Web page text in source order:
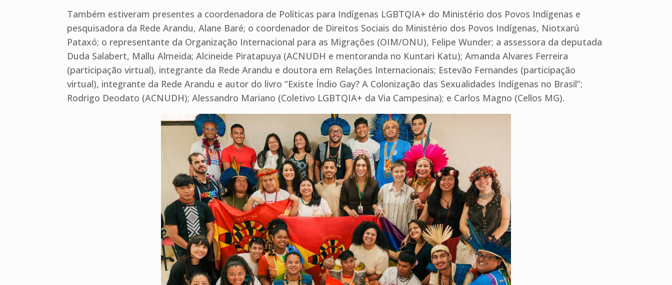
Também estiveram presentes a coordenadora de Políticas para Indígenas LGBTQIA+ do Ministério dos Povos Indígenas e
pesquisadora da Rede Arandu, Alane Baré; o coordenador de Direitos Sociais do Ministério dos Povos Indígenas, Niotxarú
Pataxó; o representante da Organização Internacional para as Migrações (OIM/ONU), Felipe Wunder; a assessora da deputada
Duda Salabert, Mallu Almeida; Alcineide Piratapuya (ACNUDH e mentoranda no Kuntari Katu); Amanda Alvares Ferreira
(participação virtual), integrante da Rede Arandu e doutora em Relações Internacionais; Estevão Fernandes (participação
virtual), integrante da Rede Arandu e autor do livro “Existe Índio Gay? A Colonização das Sexualidades Indígenas no Brasil”;
Rodrigo Deodato (ACNUDH); Alessandro Mariano (Coletivo LGBTQIA+ da Via Campesina); e Carlos Magno (Cellos MG).